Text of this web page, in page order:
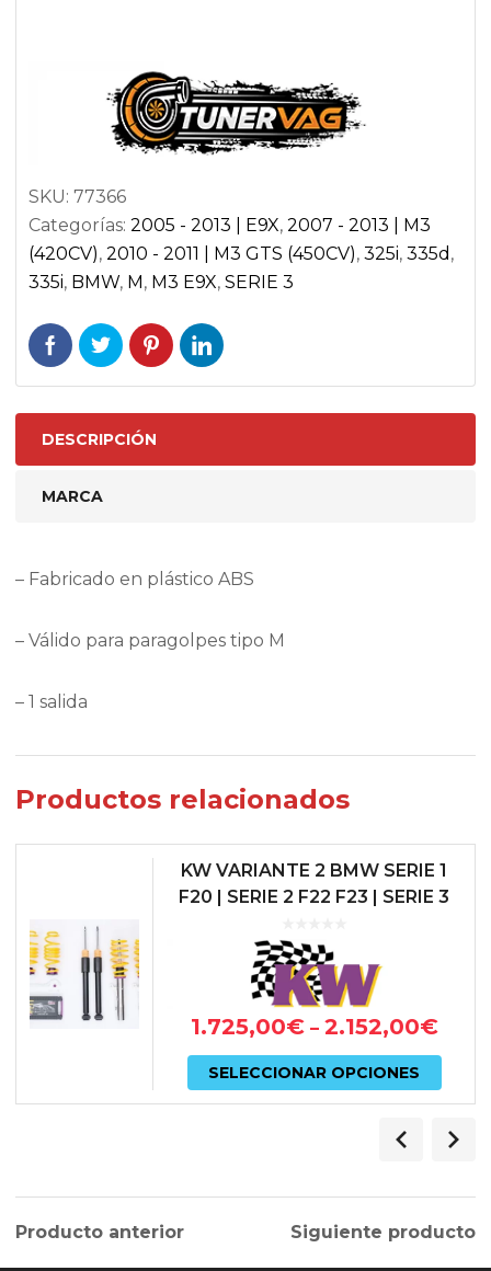
SKU: 77366
Categorías: 2005 - 2013 | E9X, 2007 - 2013 | M3
(420CV), 2010 - 2011 | M3 GTS (450CV), 325i, 335d ,
335i, BMW, M, M3 E9X, SERIE 3
DESCRIPCIÓN
MARCA
– Fabricado en plástico ABS
– Válido para paragolpes tipo M
– 1 salida
Productos relacionados
KW VARIANTE 2 BMW SERIE 1
F20 | SERIE 2 F22 F23 | SERIE 3
1.725,00€– 2.152,00€
SELECCIONAR OPCIONES
Este
tiene
Las
Producto anterior Siguiente producto